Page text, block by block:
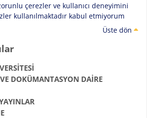
çerezler ve kullanıcı deneyimini
kullanılmaktadır kabul etmiyorum
Üste dön
DOKÜMANTASYON DAIRE